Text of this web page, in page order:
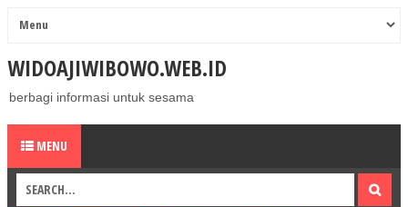
WIDOAJIWIBOWO.WEB.ID
berbagi informasi untuk sesama
MENU